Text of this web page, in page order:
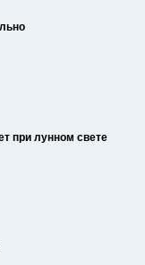
при лунном свете